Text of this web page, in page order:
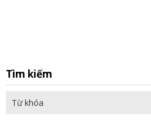
Tìm kiếm